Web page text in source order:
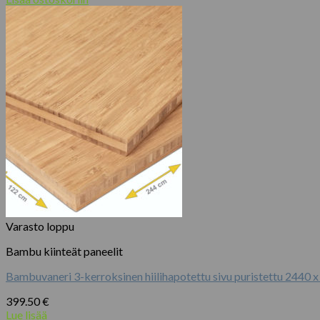
Varasto loppu
Bambu kiinteät paneelit
Bambuvaneri 3-kerroksinen hiilihapotettu sivu puristettu 2440 x
399.50€
Lue lisää